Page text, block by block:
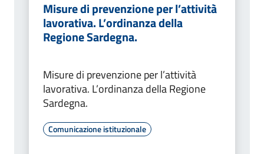
Misure di prevenzione per l’attività
lavorativa. L’ordinanza della
Regione Sardegna.
Misure di prevenzione per l’attività
lavorativa. L’ordinanza della Regione
Sardegna.
Comunicazione istituzionale